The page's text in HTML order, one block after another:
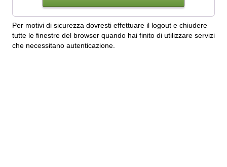
Per motivi di sicurezza dovresti effettuare il logout e chiudere
tutte le finestre del browser quando hai finito di utilizzare servizi
che necessitano autenticazione.